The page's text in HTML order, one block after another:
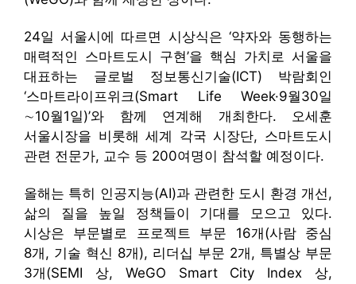
24일 서울시에 따르면 시상식은 ‘약자와 동행하는
매력적인 스마트도시 구현’을 핵심 가치로 서울을
대표하는 글로벌 정보통신기술(ICT) 박람회인
‘스마트라이프위크(Smart Life Week·9월30일
∼10월1일)’와 함께 연계해 개최한다. 오세훈
서울시장을 비롯해 세계 각국 시장단, 스마트도시
관련 전문가, 교수 등 200여명이 참석할 예정이다.
올해는 특히 인공지능(AI)과 관련한 도시 환경 개선,
삶의 질을 높일 정책들이 기대를 모으고 있다.
시상은 부문별로 프로젝트 부문 16개(사람 중심
8개, 기술 혁신 8개), 리더십 부문 2개, 특별상 부문
3개(SEMI 상, WeGO Smart City Index 상,